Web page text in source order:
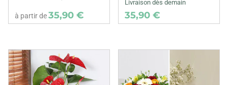
à partir de35,90 €
Livraison dès demain
35,90 €